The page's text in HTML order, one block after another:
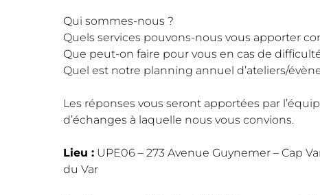
Qui sommes-nous ?
Quels services pouvons-nous vous apporter
Que peut-on faire pour vous en cas de
Quel est notre planning annuel d’ateliers/
Les réponses vous seront apportées par
d’échanges à laquelle nous vous convions.
Lieu : UPE06 – 273 Avenue Guynemer – Cap
du Var